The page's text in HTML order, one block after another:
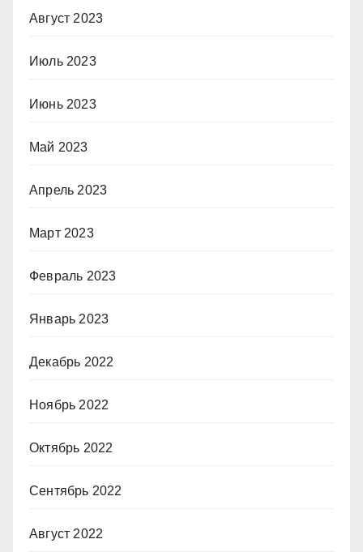
Август 2023
Июль 2023
Июнь 2023
Май 2023
Апрель 2023
Март 2023
Февраль 2023
Январь 2023
Декабрь 2022
Ноябрь 2022
Октябрь 2022
Сентябрь 2022
Август 2022